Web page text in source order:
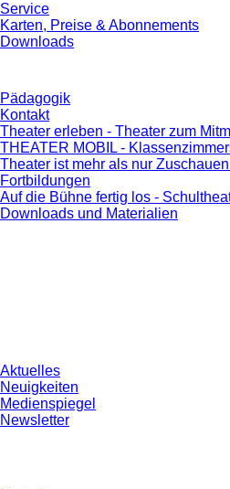
Service
Karten, Preise & Abonnements
Downloads
Pädagogik
Kontakt
Theater erleben - Theater zum
THEATER MOBIL -
Theater ist mehr als nur
Fortbildungen
Auf die Bühne fertig los -
Downloads und Materialien
Aktuelles
Neuigkeiten
Medienspiegel
Newsletter